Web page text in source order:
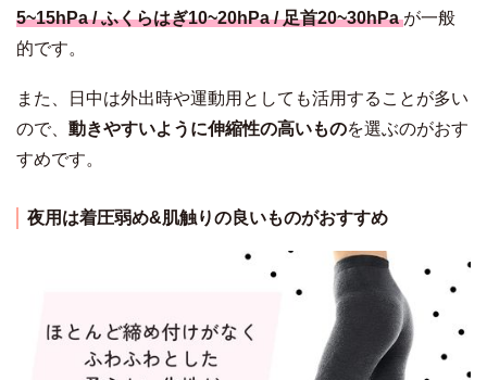
5~15hPa / ふくらはぎ10~20hPa / 足首20~30hPa が一般
的です。
また、日中は外出時や運動用としても活用することが多い
ので、 動きやすいように伸縮性の高いものを選ぶのがおす
すめです。
夜用は着圧弱め&肌触りの良いものがおすすめ